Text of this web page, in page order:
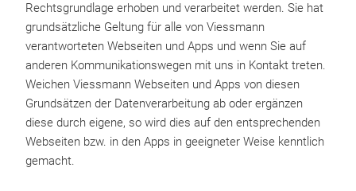
Rechtsgrundlage erhoben und verarbeitet werden. Sie hat
grundsätzliche Geltung für alle von Viessmann
verantworteten Webseiten und Apps und wenn Sie auf
anderen Kommunikationswegen mit uns in Kontakt treten.
Weichen Viessmann Webseiten und Apps von diesen
Grundsätzen der Datenverarbeitung ab oder ergänzen
diese durch eigene, so wird dies auf den entsprechenden
Webseiten bzw. in den Apps in geeigneter Weise kenntlich
gemacht.